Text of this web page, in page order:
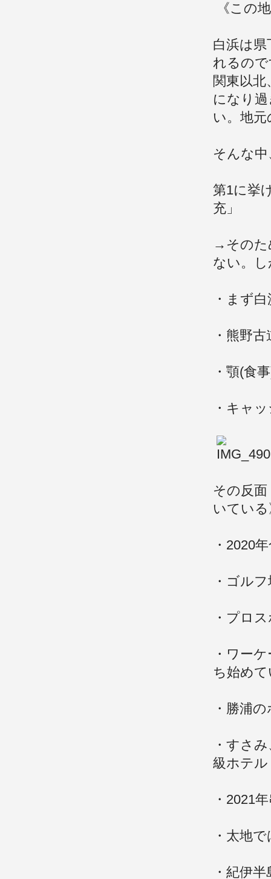
《この
白浜は
れるの
関東以
になり
い。地
そんな
第1に挙
充」
→そのた
ない。
・まず
・熊野
・顎(食
・キャ
その反
いてい
・2020
・ゴル
・プロ
・ワー
ち始め
・勝浦
・すさ
級ホテル
・2021
・太地
・紀伊